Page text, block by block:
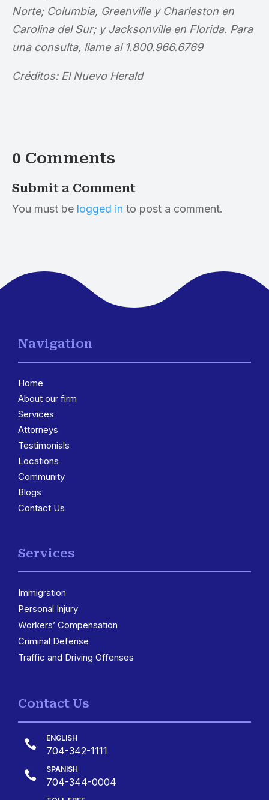
Norte; Columbia, Greenville y Charleston en
Carolina del Sur; y Jacksonville en Florida. Para
una consulta, llame al 1.800.966.6769
Créditos: El Nuevo Herald
0 Comments
Submit a Comment
You must be logged in to post a comment.
Navigation
Home
About our firm
Services
Attorneys
Testimonials
Locations
Community
Blogs
Contact Us
Services
Immigration
Personal Injury
Workers’ Compensation
Criminal Defense
Traffic and Driving Offenses
Contact Us
 ENGLISH
704-342-1111
 SPANISH
704-344-0004